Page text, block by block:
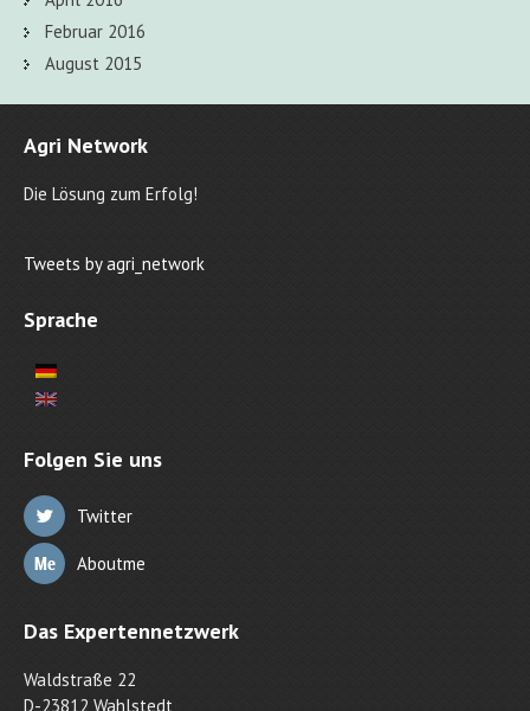
Februar 2016
August 2015
Agri Network
Die Lösung zum Erfolg!
Tweets by agri_network
Sprache
Folgen Sie uns
Twitter
Aboutme
Das Expertennetzwerk
Waldstraße 22
D-23812 Wahlstedt